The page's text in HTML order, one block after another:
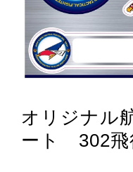
オリジナル
ート 302飛